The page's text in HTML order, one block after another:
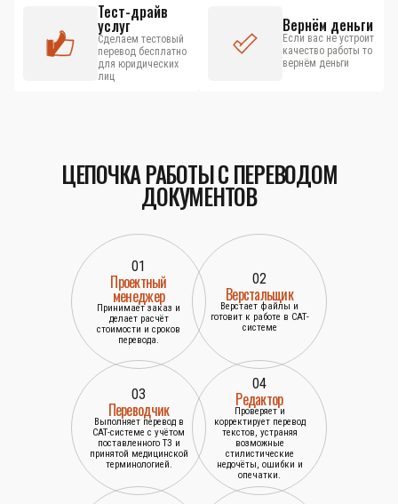
Тест-драйв
услуг
Сделаем тестовый
перевод бесплатно
для юридических
лиц
Вернём деньги
Если вас не устроит
качество работы то
вернём деньги
ЦЕПОЧКА РАБОТЫ С ПЕРЕВОДОМ
ДОКУМЕНТОВ
01
Проектный
менеджер
Принимает заказ и
делает расчёт
стоимости и сроков
перевода.
02
Верстальщик
Верстает файлы и
готовит к работе в САТ-
системе
03
Переводчик
Выполняет перевод в
САТ-системе с учётом
поставленного ТЗ и
принятой медицинской
терминологией.
04
Редактор
Проверяет и
корректирует перевод
текстов, устраняя
возможные
стилистические
недочёты, ошибки и
опечатки.